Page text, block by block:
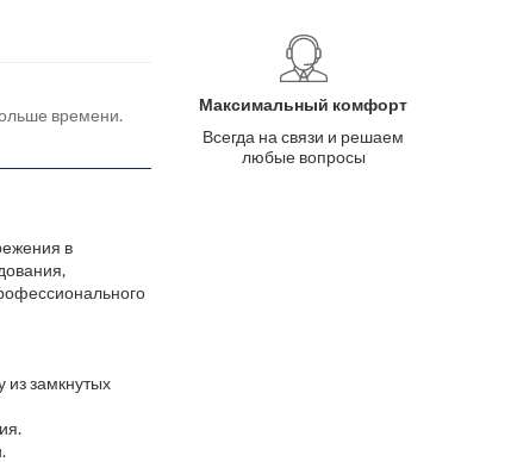
времени.
в
из замкнутых
Максимальный комфорт
Всегда на связи и решаем
любые вопросы